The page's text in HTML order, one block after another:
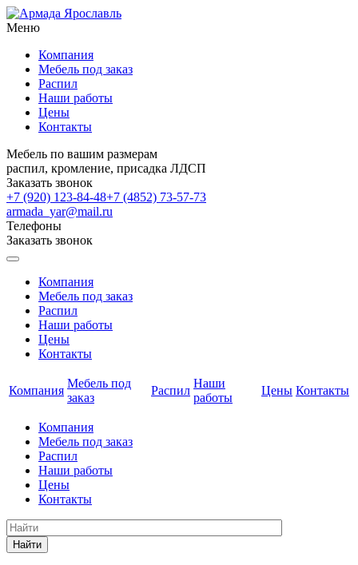
Меню
Компания
Мебель под заказ
Распил
Наши работы
Цены
Контакты
Мебель по вашим размерам
распил, кромление, присадка ЛДСП
Заказать звонок
+7 (920) 123-84-48+7 (4852) 73-57-73
armada_yar@mail.ru
Телефоны
Заказать звонок
Компания
Мебель под заказ
Распил
Наши работы
Цены
Контакты
Компания
Мебель под
заказ
Распил
Наши
работы
Цены Контакты
Компания
Мебель под заказ
Распил
Наши работы
Цены
Контакты
Найти